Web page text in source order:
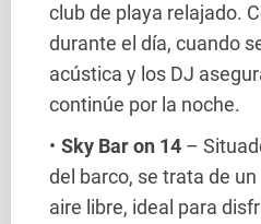
club de playa relajado.
durante el día, cuando
acústica y los DJ
continúe por la noche.
Sky Bar on 14 –
del barco, se trata de
aire libre, ideal para